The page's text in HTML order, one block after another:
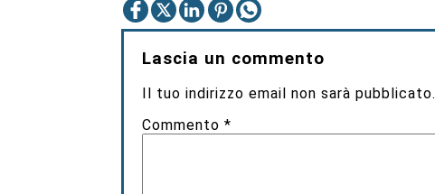
Lascia un commento
Il tuo indirizzo email non sarà pubblicato.
Commento*